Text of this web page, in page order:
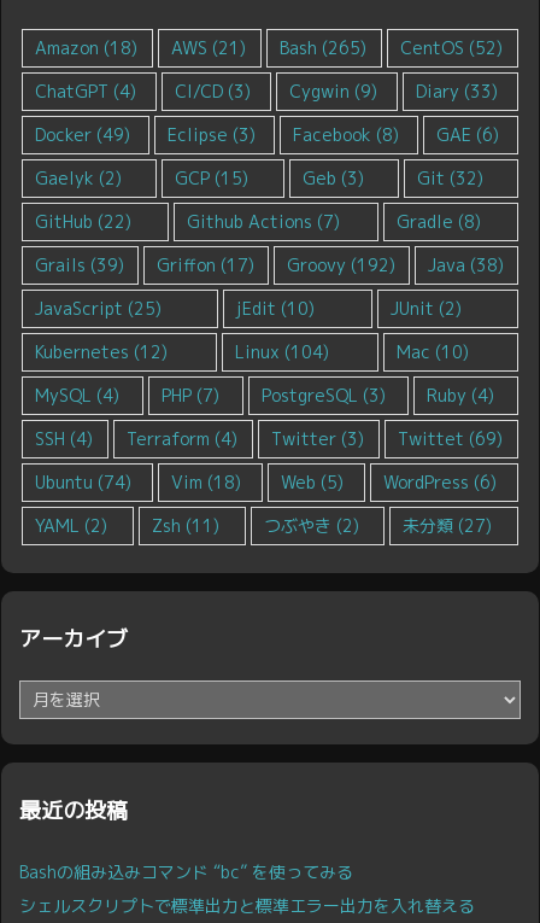
Amazon (18) AWS (21) Bash (265) CentOS (52)
ChatGPT (4) CI/CD (3) Cygwin (9) Diary (33)
Docker (49) Eclipse (3) Facebook (8) GAE (6)
Gaelyk (2) GCP (15) Geb (3) Git (32)
GitHub (22) Github Actions (7) Gradle (8)
Grails (39) Griffon (17) Groovy (192) Java (38)
JavaScript (25) jEdit (10) JUnit (2)
Kubernetes (12) Linux (104) Mac (10)
MySQL (4) PHP(7) PostgreSQL (3) Ruby (4)
SSH (4) Terraform (4) Twitter (3) Twittet (69)
Ubuntu (74) Vim (18) Web (5) WordPress (6)
YAML (2) Zsh (11) つぶやき (2) 未分類 (27)
アーカイブ
ー
カ
イ
最近の投稿
Bashの組み込みコマンド “bc” を使ってみる
シェルスクリプトで標準出力と標準エラー出力を入れ替える